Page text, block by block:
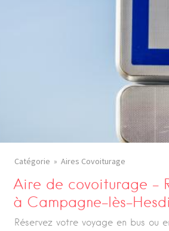
Catégorie Aires Covoiturage
Aire de covoiturage –
à Campagne-lès-
Réservez votre voyage en bus ou